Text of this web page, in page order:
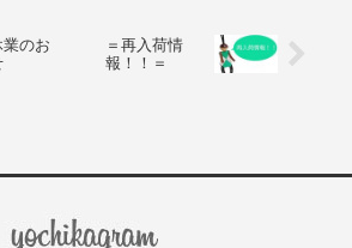
業のお
＝再入荷情
報！！＝